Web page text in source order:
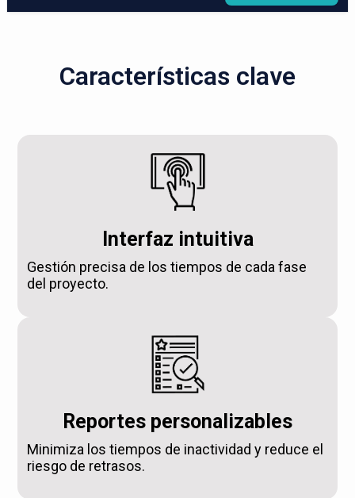
Características clave
Interfaz intuitiva
Gestión precisa de los tiempos de cada fase
del proyecto.
Reportes personalizables
Minimiza los tiempos de inactividad y reduce el
riesgo de retrasos.